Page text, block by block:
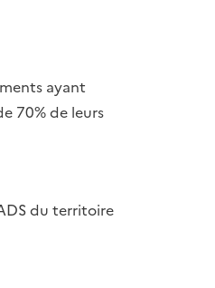
ayant
70% de leurs
du territoire